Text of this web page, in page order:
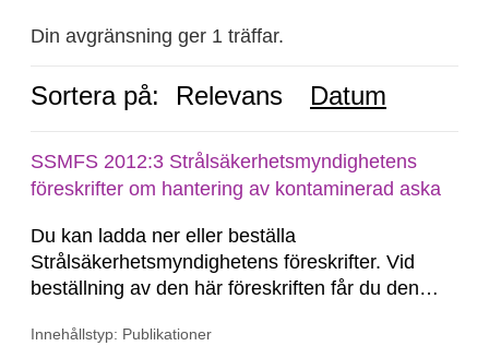
Din avgränsning ger 1 träffar.
Sortera på: Relevans Datum
SSMFS 2012:3 Strålsäkerhetsmyndighetens
föreskrifter om hantering av kontaminerad aska
Du kan ladda ner eller beställa
Strålsäkerhetsmyndighetens föreskrifter. Vid
beställning av den här föreskriften får du den
Konsoliderad version är en version av
Innehållstyp: Publikationer